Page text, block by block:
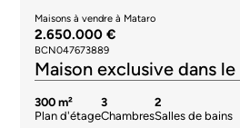
Maisons à vendre à Mataro
2.650.000 €
BCN047673889
Maison exclusive dans
300 m²
Plan d'étage
3
Chambres
2
Salles de bains